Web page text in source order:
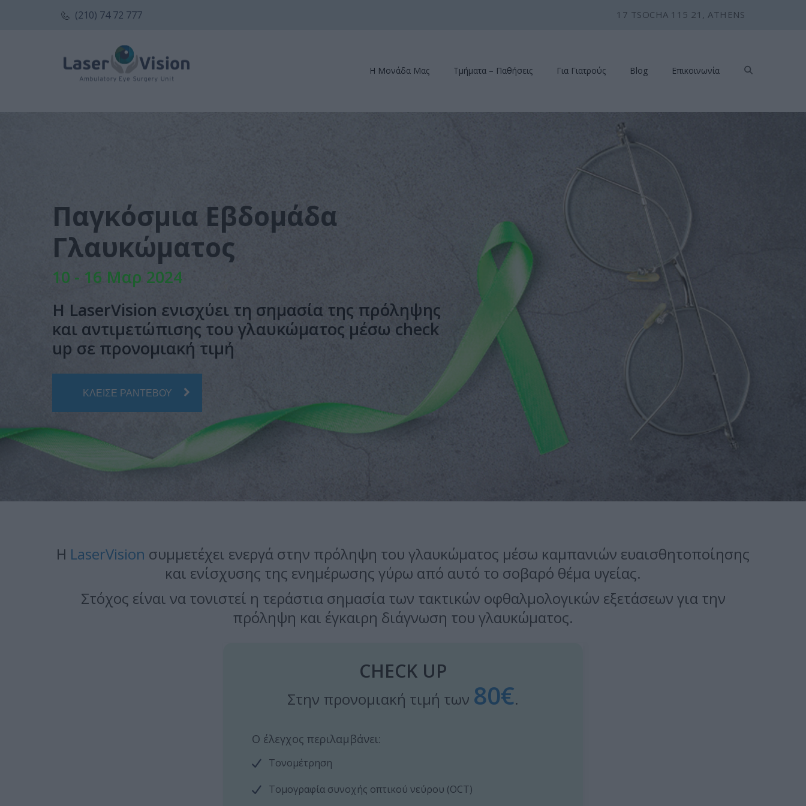
(210) 74 72 777 17 TSOCHA 115 21, ATHENS
Η Μονάδα Μας Τμήματα – Παθήσεις Για Γιατρούς Blog Επικοινωνία
Παγκόσμια Εβδομάδα
Γλαυκώματος
10 - 16 Μαρ 2024
Η LaserVision ενισχύει τη σημασία της πρόληψης
και αντιμετώπισης του γλαυκώματος μέσω check
up σε προνομιακή τιμή
ΚΛΕΙΣΕ ΡΑΝΤΕΒΟΥ
Η LaserVision συμμετέχει ενεργά στην πρόληψη του γλαυκώματος μέσω καμπανιών ευαισθητοποίησης
και ενίσχυσης της ενημέρωσης γύρω από αυτό το σοβαρό θέμα υγείας.
Στόχος είναι να τονιστεί η τεράστια σημασία των τακτικών οφθαλμολογικών εξετάσεων για την
πρόληψη και έγκαιρη διάγνωση του γλαυκώματος.
CHECK UP
Στην προνομιακή τιμή των 80€.
Ο έλεγχος περιλαμβάνει:
Τονομέτρηση
Τομογραφία συνοχής οπτικού νεύρου (OCT)